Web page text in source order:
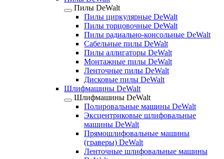
Пилы DeWalt
Пилы циркулярные DeWalt
Пилы торцовочные DeWalt
Пилы радиально-консольные DeWalt
Сабельные пилы DeWalt
Пилы аллигаторы DeWalt
Монтажные пилы DeWalt
Ленточные пилы DeWalt
Дисковые пилы DeWalt
Шлифмашины DeWalt
Шлифмашины DeWalt
Полировальные машины DeWalt
Эксцентриковые шлифовальные
машины DeWalt
Прямошлифовальные машины
(граверы) DeWalt
Ленточные шлифовальные машины